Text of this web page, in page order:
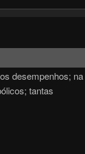
desempenhos; na
tantas